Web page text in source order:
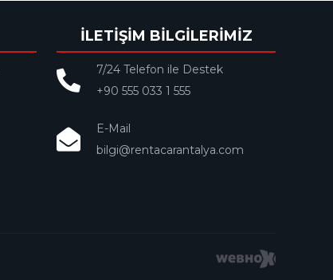
İLETİŞİM BİLGİLERİMİZ
7/24 Telefon ile Destek
+90 555 033 1 555
E-Mail
bilgi@rentacarantalya.com